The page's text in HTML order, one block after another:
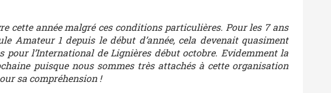
cette année malgré ces conditions particulières. Pour les 7 ans
Amateur 1 depuis le début d’année, cela devenait quasiment
l’International de Lignières début octobre. Evidemment la
puisque nous sommes très attachés à cette organisation
sa compréhension !